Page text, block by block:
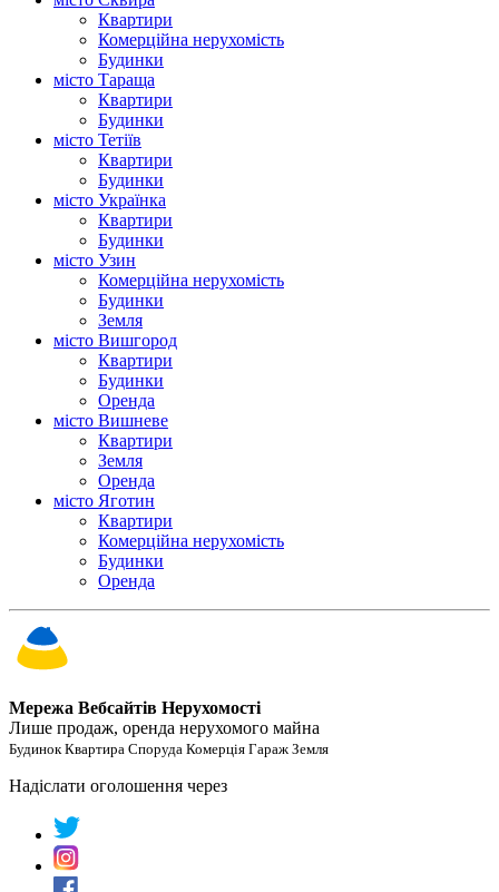
Квартири
Комерційна нерухомість
Будинки
місто Тараща
Квартири
Будинки
місто Тетіїв
Квартири
Будинки
місто Українка
Квартири
Будинки
місто Узин
Комерційна нерухомість
Будинки
Земля
місто Вишгород
Квартири
Будинки
Оренда
місто Вишневе
Квартири
Земля
Оренда
місто Яготин
Квартири
Комерційна нерухомість
Будинки
Оренда
Мережа Вебсайтів Нерухомості
Лише продаж, оренда нерухомого майна
Будинок Квартира Споруда Комерція Гараж Земля
Надіслати оголошення через